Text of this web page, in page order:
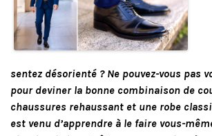
sentez désorienté ? Ne pouvez-vous pas
pour deviner la bonne combinaison de
chaussures rehaussant et une robe
est venu d’apprendre à le faire vous-